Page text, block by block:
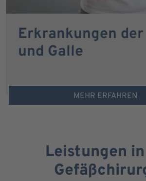
Erkrankungen
und Galle
MEHR ERFAHREN
Leistungen